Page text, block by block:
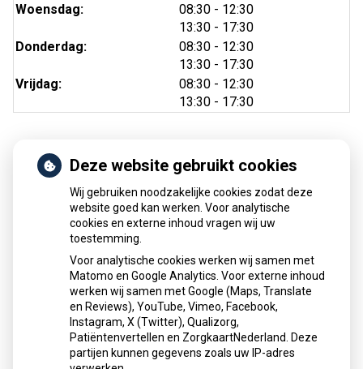
Woensdag:
08:30 tot
- 12:30
13:30 tot
- 17:30
Donderdag:
08:30 tot
- 12:30
13:30 tot
- 17:30
Vrijdag:
08:30 tot
- 12:30
13:30 tot
- 17:30
Nieuws
Sinds huisartsen afslankmedicijnen mogen voorschrijven,
neemt gebruik toe
Schurft sinds corona geen vergeten ziekte meer: aantal
uitbraken fors gestegen
Stoppen met afslankmedicijnen betekent zonder
leefstijlaanpassingen weer gewichtstoename
Kookadvies drinkwater in provincie Utrecht vanwege
besmetting
Terugroepactie babyvoeding Nestlé: bacterie kan baby’s
Deze website gebruikt cookies
Wij gebruiken noodzakelijke cookies zodat deze
website goed kan werken. Voor analytische
cookies en externe inhoud vragen wij uw
toestemming.
Voor analytische cookies werken wij samen met
Matomo en Google Analytics. Voor externe inhoud
werken wij samen met Google (Maps, Translate
en Reviews), YouTube, Vimeo, Facebook,
Instagram, X (Twitter), Qualizorg,
Patiëntenvertellen en ZorgkaartNederland. Deze
partijen kunnen gegevens zoals uw IP-adres